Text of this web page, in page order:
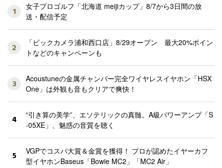
1
女子プロゴルフ「北海道 meijiカップ」8/7から3日間の放
送・配信予定
2
「ビックカメラ浦和西口店」8/29オープン 最大20%ポイン
トなどのキャンペーンも
3
Acoustuneの金属チャンバー完全ワイヤレスイヤホン「HSX
One」は外観も音もクリアで爽快！
4
“引き算の美学”、エソテリックの真髄。A級パワーアンプ「S
-05XE」、魅惑の音質を聴く
5
VGPでコスパ大賞＆金賞を獲得！ プロが認めたイヤーカフ
型イヤホンBaseus「Bowie MC2」「MC2 Air」